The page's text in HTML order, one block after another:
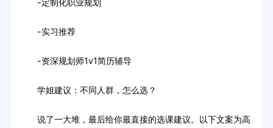
-定制化职业规划
-实习推荐
-资深规划师1v1简历辅导
学姐建议：不同人群，怎么选？
说了一大堆，最后给你最直接的选课建议。以下文案为高